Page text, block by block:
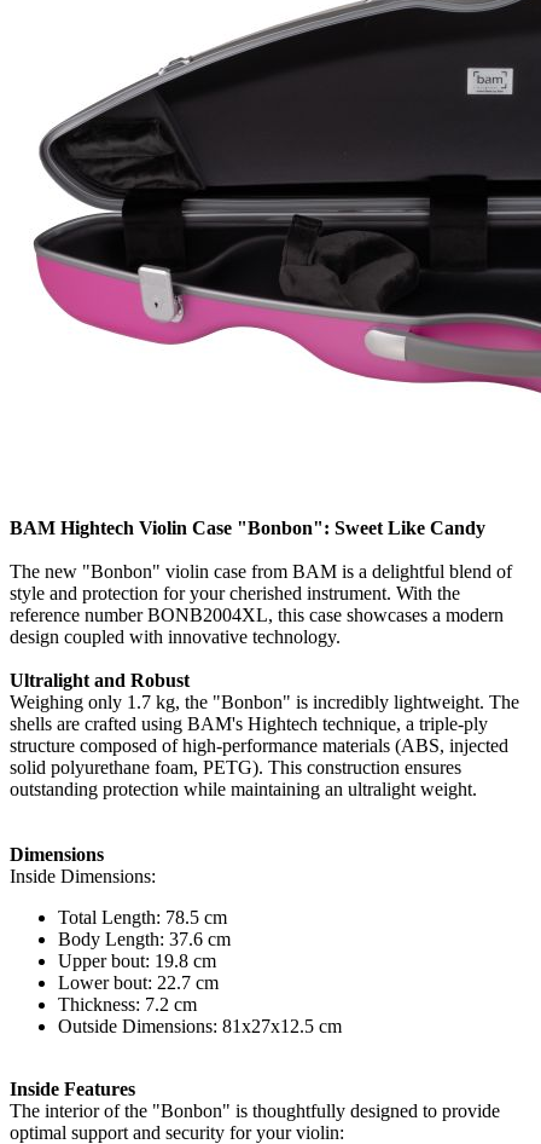
BAM Hightech Violin Case "Bonbon": Sweet Like Candy
The new "Bonbon" violin case from BAM is a delightful blend of
style and protection for your cherished instrument. With the
reference number BONB2004XL, this case showcases a modern
design coupled with innovative technology.
Ultralight and Robust
Weighing only 1.7 kg, the "Bonbon" is incredibly lightweight. The
shells are crafted using BAM's Hightech technique, a triple-ply
structure composed of high-performance materials (ABS, injected
solid polyurethane foam, PETG). This construction ensures
outstanding protection while maintaining an ultralight weight.
Dimensions
Inside Dimensions:
Total Length: 78.5 cm
Body Length: 37.6 cm
Upper bout: 19.8 cm
Lower bout: 22.7 cm
Thickness: 7.2 cm
Outside Dimensions: 81x27x12.5 cm
Inside Features
The interior of the "Bonbon" is thoughtfully designed to provide
optimal support and security for your violin: